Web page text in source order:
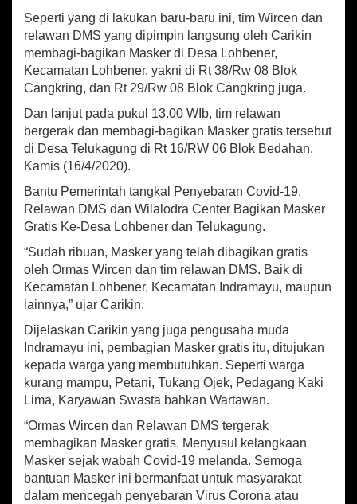
e
r
G
r
a
i
s
a
d
a
M
a
s
y
a
k
a
t
Seperti yang di lakukan baru-baru ini, tim Wircen dan
relawan DMS yang dipimpin langsung oleh Carikin
membagi-bagikan Masker di Desa Lohbener,
Kecamatan Lohbener, yakni di Rt 38/Rw 08 Blok
Cangkring, dan Rt 29/Rw 08 Blok Cangkring juga.
Dan lanjut pada pukul 13.00 WIb, tim relawan
bergerak dan membagi-bagikan Masker gratis tersebut
di Desa Telukagung di Rt 16/RW 06 Blok Bedahan.
Kamis (16/4/2020).
Bantu Pemerintah tangkal Penyebaran Covid-19,
Relawan DMS dan Wilalodra Center Bagikan Masker
Gratis Ke-Desa Lohbener dan Telukagung.
“Sudah ribuan, Masker yang telah dibagikan gratis
oleh Ormas Wircen dan tim relawan DMS. Baik di
Kecamatan Lohbener, Kecamatan Indramayu, maupun
lainnya,” ujar Carikin.
Dijelaskan Carikin yang juga pengusaha muda
Indramayu ini, pembagian Masker gratis itu, ditujukan
kepada warga yang membutuhkan. Seperti warga
kurang mampu, Petani, Tukang Ojek, Pedagang Kaki
Lima, Karyawan Swasta bahkan Wartawan.
“Ormas Wircen dan Relawan DMS tergerak
membagikan Masker gratis. Menyusul kelangkaan
Masker sejak wabah Covid-19 melanda. Semoga
bantuan Masker ini bermanfaat untuk masyarakat
dalam mencegah penyebaran Virus Corona atau